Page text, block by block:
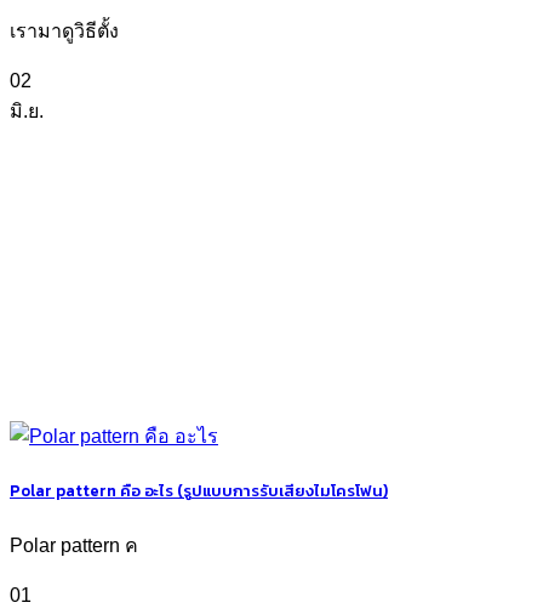
เรามาดูวิธีตั้ง
02
มิ.ย.
Polar pattern คือ อะไร (รูปแบบการรับเสียงไมโครโฟน)
Polar pattern ค
01